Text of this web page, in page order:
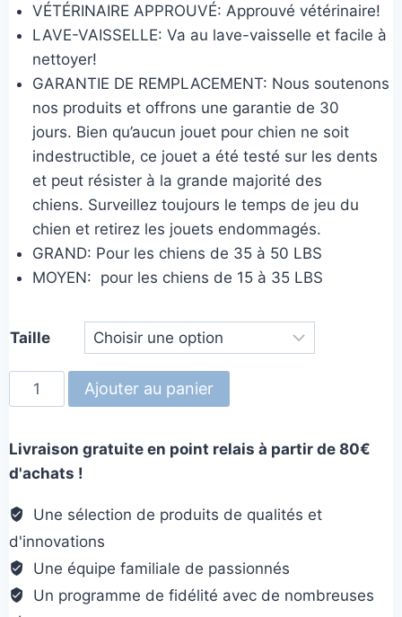
VÉTÉRINAIRE APPROUVÉ: Approuvé vétérinaire!
LAVE-VAISSELLE: Va au lave-vaisselle et facile à
nettoyer!
GARANTIE DE REMPLACEMENT: Nous soutenons
nos produits et offrons une garantie de 30
jours. Bien qu’aucun jouet pour chien ne soit
indestructible, ce jouet a été testé sur les dents
et peut résister à la grande majorité des
chiens. Surveillez toujours le temps de jeu du
chien et retirez les jouets endommagés.
GRAND: Pour les chiens de 35 à 50 LBS
MOYEN: pour les chiens de 15 à 35 LBS
Taille
quantité
de
Chien
Pharaon
Ajouter au panier
Livraison gratuite en point relais à partir de 80€
d'achats !
Une sélection de produits de qualités et
d'innovations
Une équipe familiale de passionnés
Un programme de fidélité avec de nombreuses